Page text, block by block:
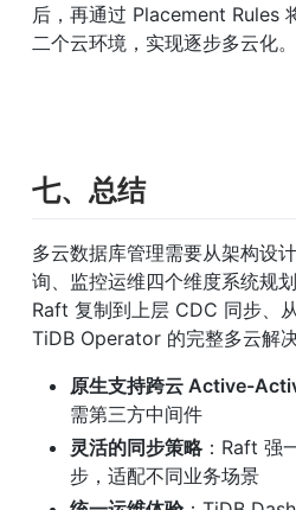
后，再通过 Placement Rules
二个云环境，实现逐步多云化。
七、总结
多云数据库管理需要从架构设
询、监控运维四个维度系统规
Raft 复制到上层 CDC 同步、
TiDB Operator 的完整多云解
原生支持跨云 Active-
需第三方中间件
灵活的同步策略：Raft 强
步，适配不同业务场景